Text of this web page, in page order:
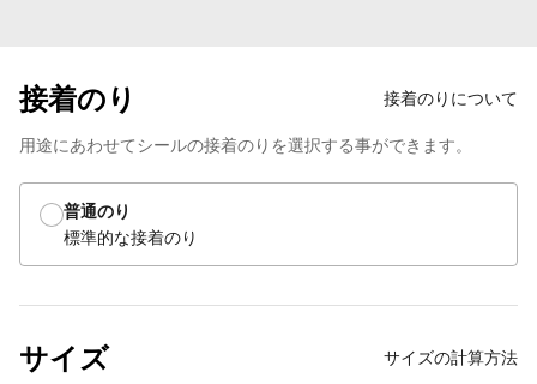
接着のり 接着のりについて
用途にあわせてシールの接着のりを選択する事ができます。
普通のり
標準的な接着のり
サイズ サイズの計算方法